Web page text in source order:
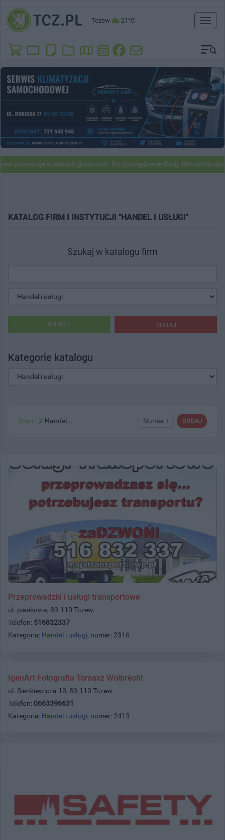
Tczew 21°C
Toggle
w swoich granicach. Rozporządzenie Rady Ministrów
KATALOG FIRM I INSTYTUCJI "HANDEL I USŁUGI"
Szukaj w katalogu firm
DODAJ
SZUKAJ
Kategorie katalogu
DODAJ
Numer ↑
Start Handel...
Przeprowadzki i usługi transportowe
ul. piaskowa, 83-110 Tczew
Telefon: 516832337
Kategoria: Handel i usługi, numer: 2316
IgenArt Fotografia Tomasz Wolbrecht
ul. Sienkiewicza 10, 83-110 Tczew
Telefon: 0663396631
Kategoria: Handel i usługi, numer: 2415